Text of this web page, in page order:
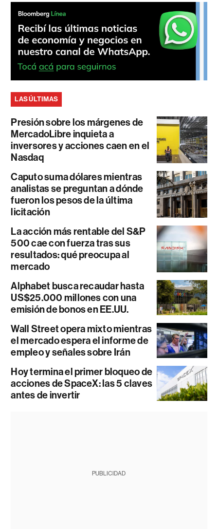
LAS ÚLTIMAS
Presión sobre los márgenes de
MercadoLibre inquieta a
inversores y acciones caen en el
Nasdaq
Caputo suma dólares mientras
analistas se preguntan a dónde
fueron los pesos de la última
licitación
La acción más rentable del S&P
500 cae con fuerza tras sus
resultados: qué preocupa al
mercado
Alphabet busca recaudar hasta
US$25.000 millones con una
emisión de bonos en EE.UU.
Wall Street opera mixto mientras
el mercado espera el informe de
empleo y señales sobre Irán
Hoy termina el primer bloqueo de
acciones de SpaceX: las 5 claves
antes de invertir
PUBLICIDAD